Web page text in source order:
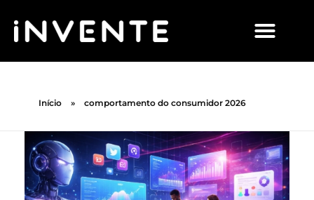
Início » comportamento do consumidor 2026